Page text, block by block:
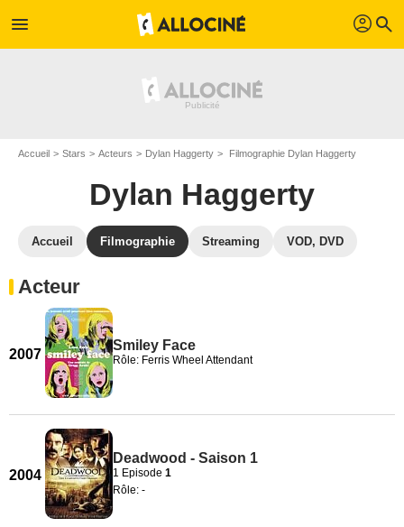
menu profil search
Accueil Stars Acteurs Dylan Haggerty Filmographie Dylan Haggerty
Dylan Haggerty
Accueil Filmographie Streaming VOD, DVD
Acteur
2007
Smiley Face
Rôle: Ferris Wheel Attendant
2004
Deadwood - Saison 1
1 Episode 1
Rôle: -